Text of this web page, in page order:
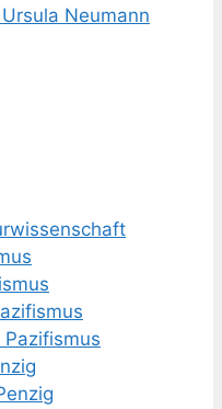
Neumann